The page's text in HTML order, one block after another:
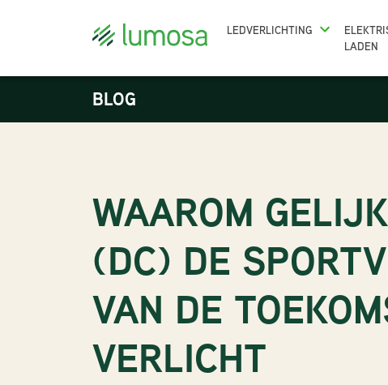
LEDVERLICHTING
LADEN
BLOG
WAAROM
(DC) DE
VAN DE
VERLICHT